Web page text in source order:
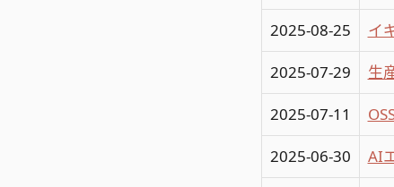
2025-08-25 イ
2025-07-29 生
2025-07-11
2025-06-30 AI